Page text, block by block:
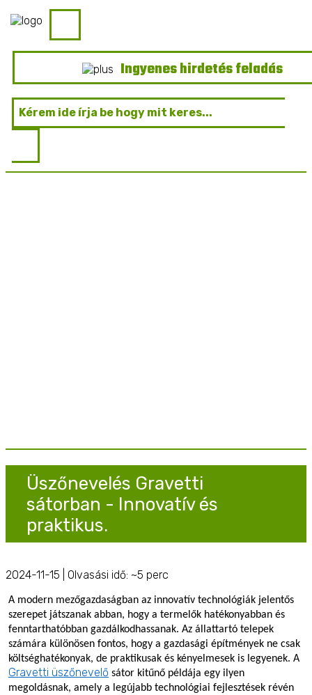
Ingyenes hirdetés feladás
Üszőnevelés Gravetti
sátorban - Innovatív és
praktikus.
2024-11-15 | Olvasási idő: ~5 perc
A modern mezőgazdaságban az innovatív technológiák jelentős
szerepet játszanak abban, hogy a termelők hatékonyabban és
fenntarthatóbban gazdálkodhassanak. Az állattartó telepek
számára különösen fontos, hogy a gazdasági építmények ne csak
költséghatékonyak, de praktikusak és kényelmesek is legyenek. A
Gravetti üszőnevelő sátor kitűnő példája egy ilyen
megoldásnak, amely a legújabb technológiai fejlesztések révén